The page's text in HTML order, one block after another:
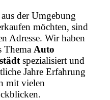
der Umgebung
möchten, sind
Adresse. Wir haben
Thema Auto
spezialisiert und
Jahre Erfahrung
mit vielen